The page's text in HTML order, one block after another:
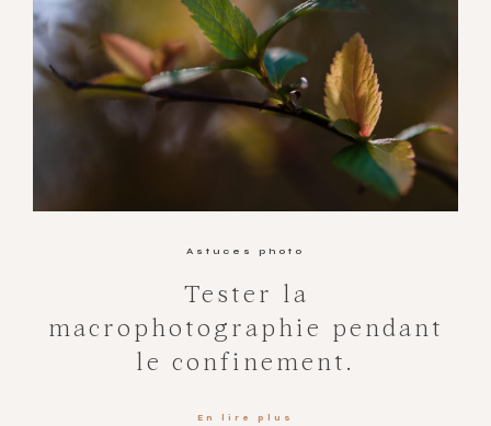
Astuces photo
Tester la
macrophotographie pendant
le confinement.
En lire plus